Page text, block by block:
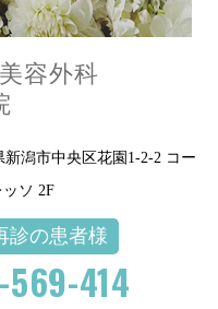
容外科
新潟市中央区花園1-2-2 コー
ソ 2F
診の患者様
414